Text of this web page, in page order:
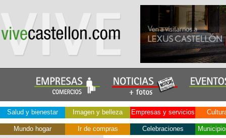
Salud y bienestar Imagen y belleza Empresas y servicios
Mundo hogar Ir de compras Celebraciones